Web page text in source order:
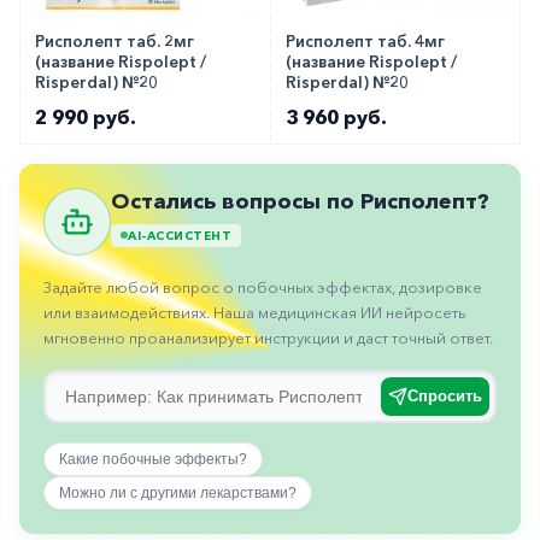
горло-
нос
Хирургия
Щитовидная
Рисполепт таб. 2мг
(название Rispolept /
Risperdal) №20
2 990 руб.
Рисполепт таб. 4мг
(название Rispolept /
Risperdal) №20
3 960 руб.
Остались вопросы по Рисполепт?
AI-АССИСТЕНТ
Задайте любой вопрос о побочных эффектах, дозировке
или взаимодействиях. Наша медицинская ИИ нейросеть
мгновенно проанализирует инструкции и даст точный ответ.
Спросить
Какие побочные эффекты?
Можно ли с другими лекарствами?